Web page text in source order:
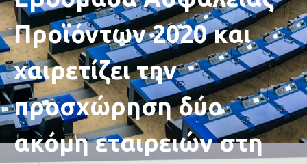
Προϊόντων 2020 και
χαιρετίζει την
προσχώρηση δύο
ακόμη εταιρειών στη